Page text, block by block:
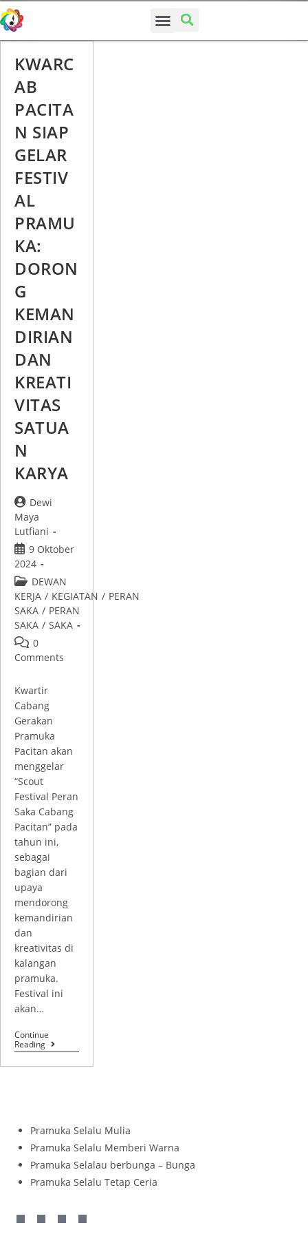
KWARC
AB
PACITA
N SIAP
GELAR
FESTIV
AL
PRAMU
KA:
DORON
G
KEMAN
DIRIAN
DAN
KREATI
VITAS
SATUA
N
KARYA
Dewi
Maya
Lutfiani
9 Oktober
2024
DEWAN
KERJA / KEGIATAN / PERAN
SAKA / PERAN
SAKA / SAKA
0
Comments
Kwartir
Cabang
Gerakan
Pramuka
Pacitan akan
menggelar
“Scout
Festival Peran
Saka Cabang
Pacitan” pada
tahun ini,
sebagai
bagian dari
upaya
mendorong
kemandirian
dan
kreativitas di
kalangan
pramuka.
Festival ini
akan…
Continue
Reading
Pramuka Selalu Mulia
Pramuka Selalu Memberi Warna
Pramuka Selalau berbunga – Bunga
Pramuka Selalu Tetap Ceria